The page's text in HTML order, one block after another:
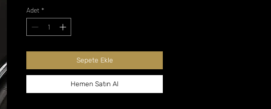
Adet *
Sepete Ekle
Hemen Satın Al